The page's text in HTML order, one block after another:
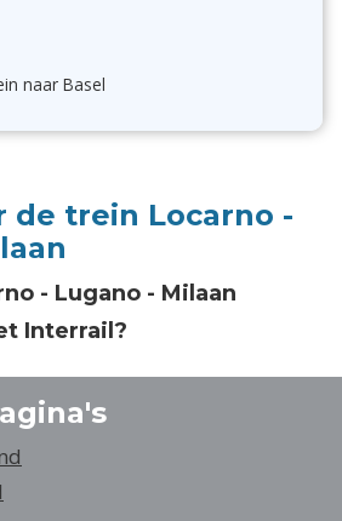
naar Basel
de trein Locarno -
- Lugano - Milaan
Interrail?